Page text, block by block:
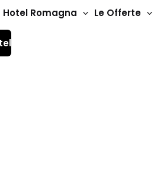
Hotel Romagna Le Offerte